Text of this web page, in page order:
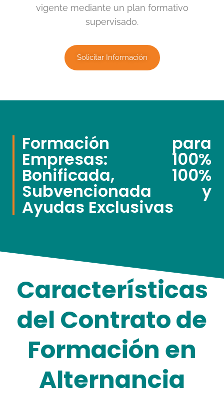
vigente mediante un plan formativo
supervisado.
Solicitar Información
Formación para
Empresas: 100%
Bonificada, 100%
Subvencionada y
Ayudas Exclusivas
Características
del Contrato de
Formación en
Alternancia